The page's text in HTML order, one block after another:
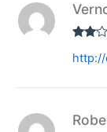
rado
http://